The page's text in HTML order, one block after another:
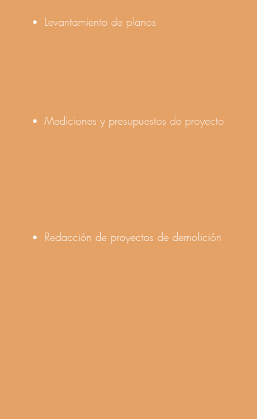
Levantamiento de planos
Mediciones y presupuestos de proyecto
Redacción de proyectos de demolición